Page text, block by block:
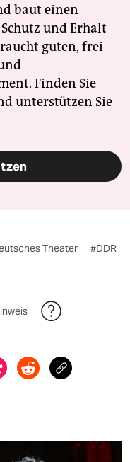
baut einen
und Erhalt
guten, frei
Finden Sie
unterstützen Sie
Theater
#DDR